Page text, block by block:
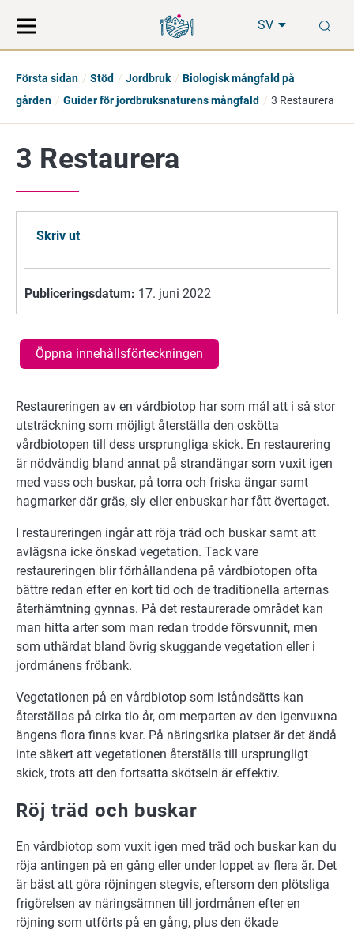
direkt
till
på
hela
SV
Första sidan Stöd Jordbruk
Biologisk mångfald på
gården
Guider för jordbruksnaturens mångfald 3 Restaurera
3 Restaurera
Skriv ut
Publiceringsdatum: 17. juni 2022
Öppna innehållsförteckningen
Restaureringen av en vårdbiotop har som mål att i så stor
utsträckning som möjligt återställa den oskötta
vårdbiotopen till dess ursprungliga skick. En restaurering
är nödvändig bland annat på strandängar som vuxit igen
med vass och buskar, på torra och friska ängar samt
hagmarker där gräs, sly eller enbuskar har fått övertaget.
I restaureringen ingår att röja träd och buskar samt att
avlägsna icke önskad vegetation. Tack vare
restaureringen blir förhållandena på vårdbiotopen ofta
bättre redan efter en kort tid och de traditionella arternas
återhämtning gynnas. På det restaurerade området kan
man hitta arter som man redan trodde försvunnit, men
som uthärdat bland övrig skuggande vegetation eller i
jordmånens fröbank.
Vegetationen på en vårdbiotop som iståndsätts kan
återställas på cirka tio år, om merparten av den igenvuxna
ängens flora finns kvar. På näringsrika platser är det ändå
inte säkert att vegetationen återställs till ursprungligt
skick, trots att den fortsatta skötseln är effektiv.
Röj träd och buskar
En vårdbiotop som vuxit igen med träd och buskar kan du
röja antingen på en gång eller under loppet av flera år. Det
är bäst att göra röjningen stegvis, eftersom den plötsliga
frigörelsen av näringsämnen till jordmånen efter en
röjning som utförts på en gång, plus den ökade